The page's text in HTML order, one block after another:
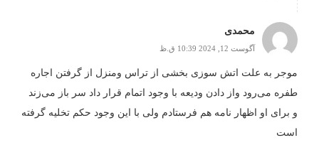
محمدی
آگوست 12, 2024 10:39 ق.ظ
موجر به علت اتش سوزی بخشی از تراس ومنزل از گرفتن اجاره
طفره می‌رود واز دادن ودیعه با وجود اتمام قرار داد سر باز می‌زند
و برای او اظهار نامه هم فرستادم ولی با این وجود حکم تخلیه گرفته
است